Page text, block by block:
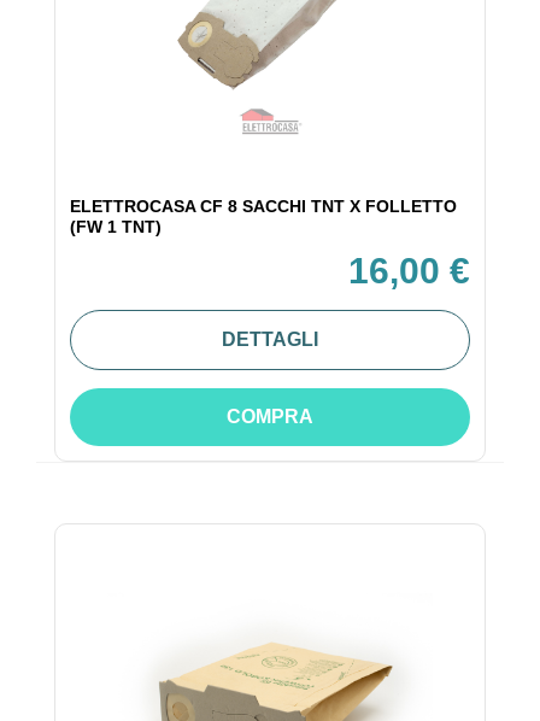
ELETTROCASA CF 8 SACCHI TNT X FOLLETTO
(FW 1 TNT)
16,00 €
DETTAGLI
COMPRA